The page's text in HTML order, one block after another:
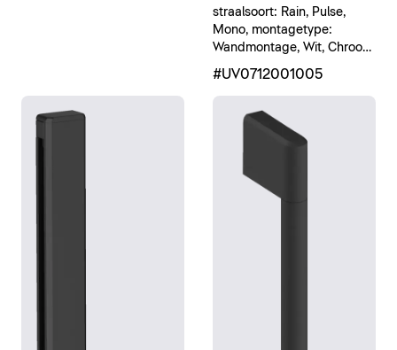
straalsoort: Rain, Pulse,
Mono, montagetype:
Wandmontage, Wit, Chroom
#UV0712001005